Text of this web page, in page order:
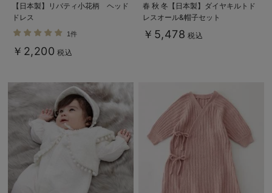
【日本製】リバティ小花柄 ヘッド
ドレス
1件
￥2,200 税込
春 秋 冬【日本製】ダイヤキルトド
レスオール&帽子セット
￥5,478 税込